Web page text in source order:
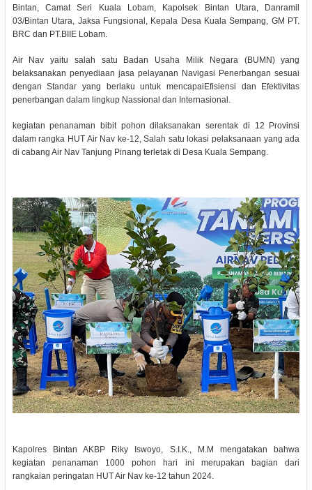
Bintan, Camat Seri Kuala Lobam, Kapolsek Bintan Utara, Danramil
03/Bintan Utara, Jaksa Fungsional, Kepala Desa Kuala Sempang, GM PT.
BRC dan PT.BIIE Lobam.
Air Nav yaitu salah satu Badan Usaha Milik Negara (BUMN) yang
belaksanakan penyediaan jasa pelayanan Navigasi Penerbangan sesuai
dengan Standar yang berlaku untuk mencapaiEfisiensi dan Efektivitas
penerbangan dalam lingkup Nassional dan Internasional.
kegiatan penanaman bibit pohon dilaksanakan serentak di 12 Provinsi
dalam rangka HUT Air Nav ke-12, Salah satu lokasi pelaksanaan yang ada
di cabang Air Nav Tanjung Pinang terletak di Desa Kuala Sempang.
Kapolres Bintan AKBP Riky Iswoyo, S.I.K., M.M mengatakan bahwa
kegiatan penanaman 1000 pohon hari ini merupakan bagian dari
rangkaian peringatan HUT Air Nav ke-12 tahun 2024.